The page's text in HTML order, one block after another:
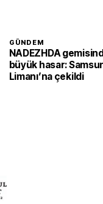
GÜNDEM
NADEZHDA
büyük hasar:
Limanı’na çekildi